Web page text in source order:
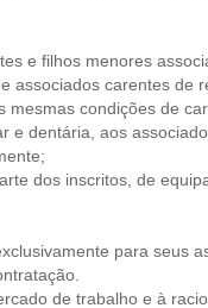
e filhos menores
associados carentes de
mesmas condições de
e dentária, aos
dos inscritos, de
para seus
de trabalho e à